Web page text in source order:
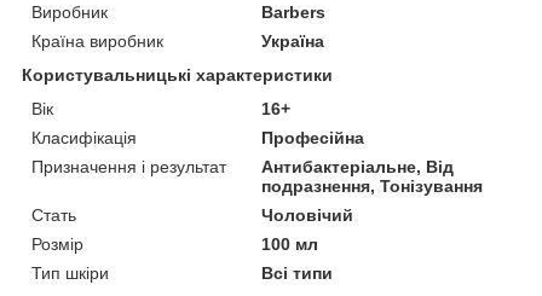
Виробник
Barbers
Країна виробник
Україна
Користувальницькі характеристики
Вік
16+
Класифікація
Професійна
Призначення і результат
Антибактеріальне, Від
подразнення, Тонізування
Стать
Чоловічий
Розмір
100 мл
Тип шкіри
Всі типи